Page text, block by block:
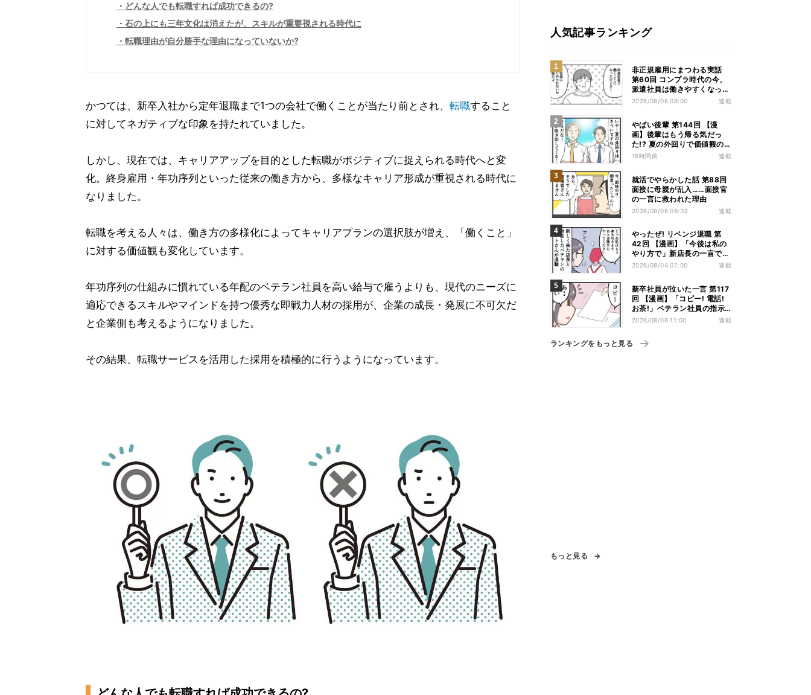
どんな人でも転職すれば成功できるの?
石の上にも三年文化は消えたが、スキルが重要視される時代に
転職理由が自分勝手な理由になっていないか?
かつては、新卒入社から定年退職まで1つの会社で働くことが当たり前とされ、 転職すること
に対してネガティブな印象を持たれていました。
しかし、現在では、キャリアアップを目的とした転職がポジティブに捉えられる時代へと変
化。終身雇用・年功序列といった従来の働き方から、多様なキャリア形成が重視される時代に
なりました。
転職を考える人々は、働き方の多様化によってキャリアプランの選択肢が増え、「働くこと」
に対する価値観も変化しています。
年功序列の仕組みに慣れている年配のベテラン社員を高い給与で雇うよりも、現代のニーズに
適応できるスキルやマインドを持つ優秀な即戦力人材の採用が、企業の成長・発展に不可欠だ
と企業側も考えるようになりました。
その結果、転職サービスを活用した採用を積極的に行うようになっています。
人気記事ランキング
非正規雇用にまつわる実話
第60回 コンプラ時代の今、
派遣社員は働きやすくなっ
た?
2026/08/06 08:00 連載
やばい後輩 第144回 【漫
画】後輩はもう帰る気だっ
た!? 夏の外回りで価値観の
違いを実感
16時間前 連載
就活でやらかした話 第88回
面接に母親が乱入……面接官
の一言に救われた理由
2026/08/06 06:33 連載
やったぜ! リベンジ退職 第
42回 【漫画】「今後は私の
やり方で」新店長の一言でベ
テラン退職→崩壊した現場
2026/08/04 07:00 連載
新卒社員が泣いた一言 第117
回 【漫画】「コピー! 電話!
お茶!」ベテラン社員の指示
が“単語だけ”だった
2026/08/06 11:00 連載
ランキングをもっと見る
もっと見る